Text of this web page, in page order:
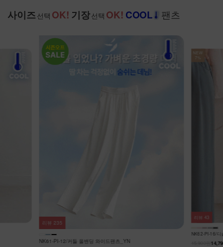
사이즈 선택 OK! 기장선택 OK! COOL 팬츠
NEW
7%
NK62-PI-16/디슬 쿨링 올밴딩 팬츠_YN
리뷰 43
NEW
7%
DM62-P-10/르
리뷰 100